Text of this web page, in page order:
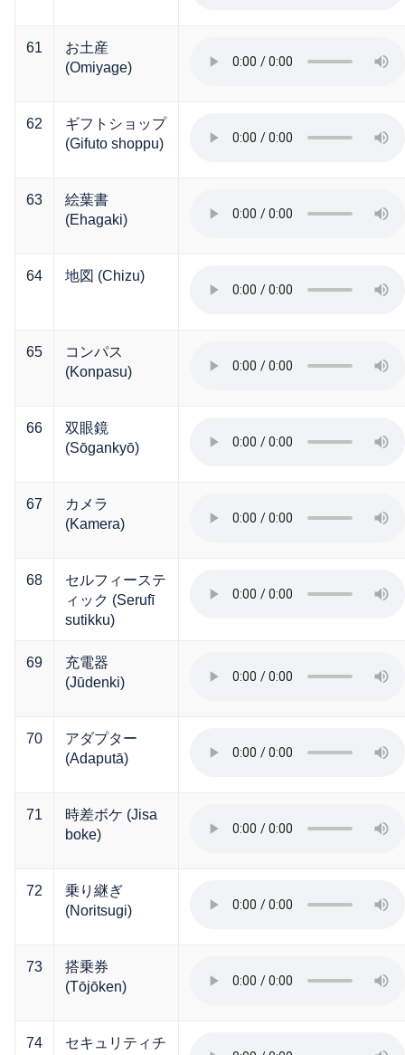
61
お土産
(Omiyage)
62
ギフトショップ
(Gifuto shoppu)
63
絵葉書
(Ehagaki)
64 地図 (Chizu)
65
コンパス
(Konpasu)
66
双眼鏡
(Sōgankyō)
67
カメラ
(Kamera)
68
セルフィーステ
ィック (Serufī
sutikku)
69
充電器
(Jūdenki)
70
アダプター
(Adaputā)
71
時差ボケ (Jisa
boke)
72
乗り継ぎ
(Noritsugi)
73
搭乗券
(Tōjōken)
74
セキュリティチ